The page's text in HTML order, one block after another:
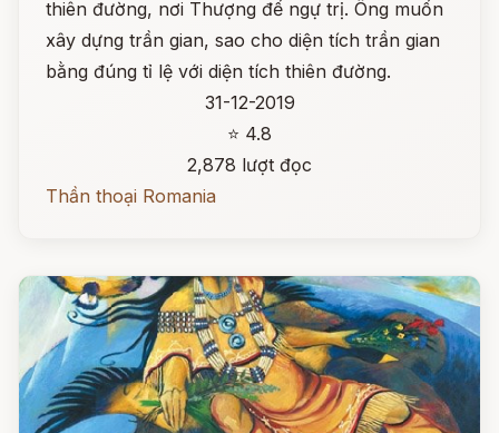
thiên đường, nơi Thượng đế ngự trị. Ông muốn
xây dựng trần gian, sao cho diện tích trần gian
bằng đúng tỉ lệ với diện tích thiên đường.
31-12-2019
⭐ 4.8
2,878 lượt đọc
Thần thoại Romania